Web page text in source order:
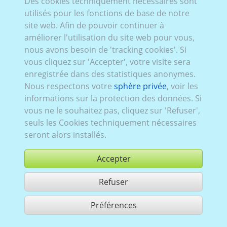
Suba_040:Série SG, restylage, 2006–2008, 5 portes
acheter
partager 1 résultats
utilisés pour les fonctions de base de notre
site web. Afin de pouvoir continuer à
améliorer l'utilisation du site web pour vous,
nous avons besoin de 'tracking cookies'. Si
vous cliquez sur 'Accepter', votre visite sera
enregistrée dans des statistiques anonymes.
Nous respectons votre sphère privée, voir les
informations sur la protection des données. Si
vous ne le souhaitez pas, cliquez sur 'Refuser',
seuls les Cookies techniquement nécessaires
seront alors installés.
Accepter
Refuser
Préférences